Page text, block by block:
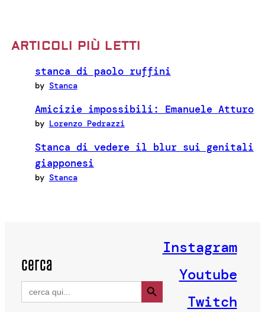
ARTICOLI PIÙ LETTI
stanca di paolo ruffini
by Stanca
Amicizie impossibili: Emanuele Atturo
by Lorenzo Pedrazzi
Stanca di vedere il blur sui genitali
giapponesi
by Stanca
cerca
Search
for:
Search Button
Instagram
Youtube
Twitch